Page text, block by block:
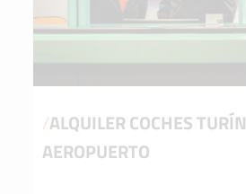
/ALQUILER COCHES TURÍN
AEROPUERTO